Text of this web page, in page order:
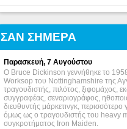
ΣΑΝ ΣΗΜΕΡΑ
Παρασκευή, 7 Αυγούστου
Ο Bruce Dickinson γεννήθηκε το
Worksop του Nottinghamshire της
τραγουδιστής, πιλότος, ξιφομάχος,
συγγραφέας, σεναριογράφος,
διευθυντής μάρκετινγκ, περισσότερο
όμως ως ο τραγουδιστής του heavy
συγκροτήματος Iron Maiden.